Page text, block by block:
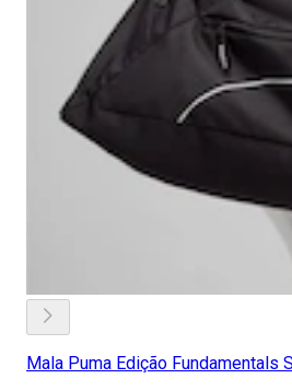
Mala Puma Edição Fundamentals